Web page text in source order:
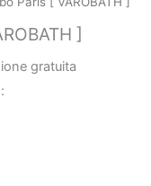
]
gratuita